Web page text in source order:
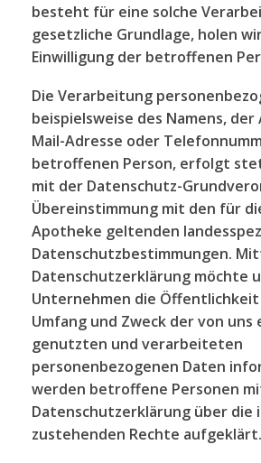
besteht für eine solche
gesetzliche Grundlage, holen
Einwilligung der betroffenen
Die Verarbeitung
beispielsweise des Namens, der
Mail-Adresse oder
betroffenen Person, erfolgt
mit der Datenschutz-
Übereinstimmung mit den für
Apotheke geltenden
Datenschutzbestimmungen.
Datenschutzerklärung möchte
Unternehmen die
Umfang und Zweck der von uns
genutzten und verarbeiteten
personenbezogenen Daten
werden betroffene Personen
Datenschutzerklärung über die
zustehenden Rechte aufgeklärt.